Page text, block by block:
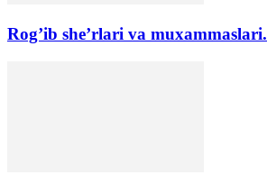
Rog’ib she’rlari va muxammaslari.